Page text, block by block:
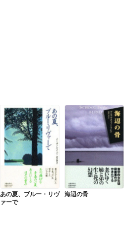
あの夏、ブルー・リヴ
ァーで
海辺の骨